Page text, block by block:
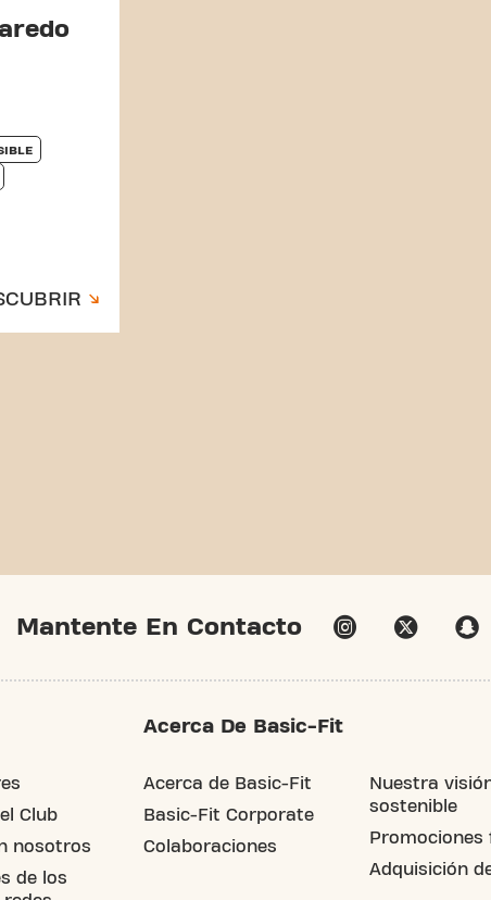
Mantente En Contacto
Club
nosotros
de los
Acerca De Basic-Fit
Acerca de Basic-Fit
Basic-Fit Corporate
Colaboraciones
Nuestra
sostenible
Promociones
Adquisición